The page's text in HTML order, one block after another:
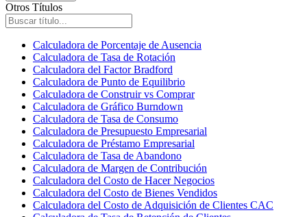
Otros Títulos
Calculadora de Porcentaje de Ausencia
Calculadora de Tasa de Rotación
Calculadora del Factor Bradford
Calculadora de Punto de Equilibrio
Calculadora de Construir vs Comprar
Calculadora de Gráfico Burndown
Calculadora de Tasa de Consumo
Calculadora de Presupuesto Empresarial
Calculadora de Préstamo Empresarial
Calculadora de Tasa de Abandono
Calculadora de Margen de Contribución
Calculadora del Costo de Hacer Negocios
Calculadora del Costo de Bienes Vendidos
Calculadora del Costo de Adquisición de Clientes CAC